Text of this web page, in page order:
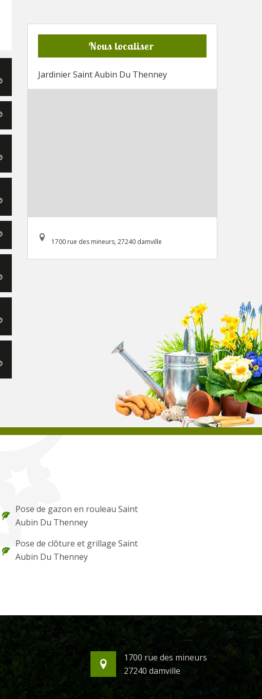
Nous localiser
Jardinier Saint Aubin Du Thenney
1700 rue des mineurs, 27240 damville
Pose de gazon en rouleau Saint
Aubin Du Thenney
Pose de clôture et grillage Saint
Aubin Du Thenney
1700 rue des mineurs
27240 damville